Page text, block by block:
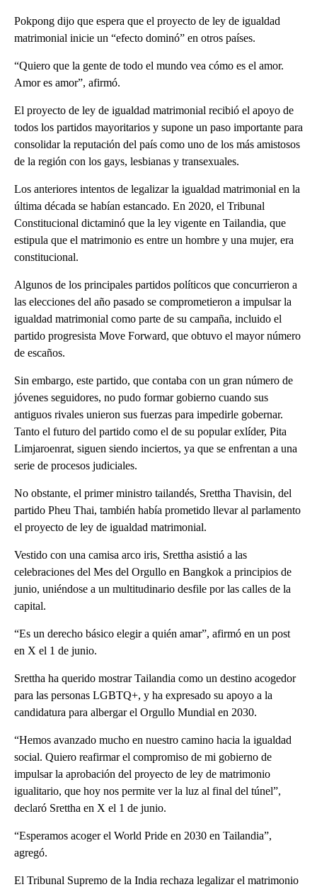
Pokpong dijo que espera que el proyecto de ley de igualdad
matrimonial inicie un “efecto dominó” en otros países.
“Quiero que la gente de todo el mundo vea cómo es el amor.
Amor es amor”, afirmó.
El proyecto de ley de igualdad matrimonial recibió el apoyo de
todos los partidos mayoritarios y supone un paso importante para
consolidar la reputación del país como uno de los más amistosos
de la región con los gays, lesbianas y transexuales.
Los anteriores intentos de legalizar la igualdad matrimonial en la
última década se habían estancado. En 2020, el Tribunal
Constitucional dictaminó que la ley vigente en Tailandia, que
estipula que el matrimonio es entre un hombre y una mujer, era
constitucional.
Algunos de los principales partidos políticos que concurrieron a
las elecciones del año pasado se comprometieron a impulsar la
igualdad matrimonial como parte de su campaña, incluido el
partido progresista Move Forward, que obtuvo el mayor número
de escaños.
Sin embargo, este partido, que contaba con un gran número de
jóvenes seguidores, no pudo formar gobierno cuando sus
antiguos rivales unieron sus fuerzas para impedirle gobernar.
Tanto el futuro del partido como el de su popular exlíder, Pita
Limjaroenrat, siguen siendo inciertos, ya que se enfrentan a una
serie de procesos judiciales.
No obstante, el primer ministro tailandés, Srettha Thavisin, del
partido Pheu Thai, también había prometido llevar al parlamento
el proyecto de ley de igualdad matrimonial.
Vestido con una camisa arco iris, Srettha asistió a las
celebraciones del Mes del Orgullo en Bangkok a principios de
junio, uniéndose a un multitudinario desfile por las calles de la
capital.
“Es un derecho básico elegir a quién amar”, afirmó en un post
en X el 1 de junio.
Srettha ha querido mostrar Tailandia como un destino acogedor
para las personas LGBTQ+, y ha expresado su apoyo a la
candidatura para albergar el Orgullo Mundial en 2030.
“Hemos avanzado mucho en nuestro camino hacia la igualdad
social. Quiero reafirmar el compromiso de mi gobierno de
impulsar la aprobación del proyecto de ley de matrimonio
igualitario, que hoy nos permite ver la luz al final del túnel”,
declaró Srettha en X el 1 de junio.
“Esperamos acoger el World Pride en 2030 en Tailandia”,
agregó.
El Tribunal Supremo de la India rechaza legalizar el matrimonio